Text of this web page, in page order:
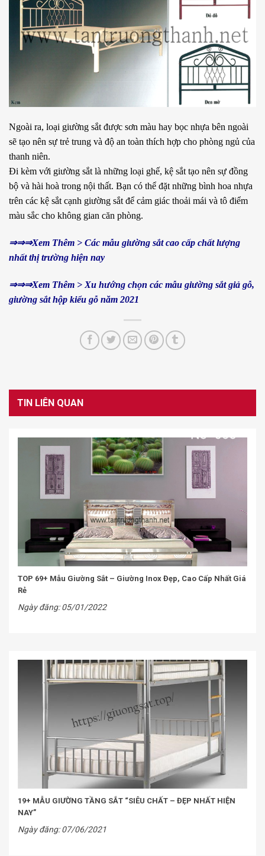
Ngoài ra, loại giường sắt được sơn màu hay bọc nhựa bên ngoài
sẽ tạo nên sự trẻ trung và độ an toàn thích hợp cho phòng ngủ của
thanh niên.
Đi kèm với giường sắt là những loại ghế, kệ sắt tạo nên sự đồng
bộ và hài hoà trong nội thất. Bạn có thể đặt những bình hoa nhựa
trên các kệ sắt cạnh giường sắt để cảm giác thoải mái và tô điểm
màu sắc cho không gian căn phòng.
⇒⇒⇒Xem Thêm > Các mẫu giường sắt cao cấp chất lượng
nhất thị trường hiện nay
⇒⇒⇒Xem Thêm > Xu hướng chọn các mẫu giường sắt giả gỗ,
giường sắt hộp kiểu gỗ năm 2021
TIN LIÊN QUAN
TOP 69+ Mẫu Giường Sắt – Giường Inox Đẹp, Cao Cấp Nhất Giá
Rẻ
Ngày đăng: 05/01/2022
19+ MẪU GIƯỜNG TẦNG SẮT “SIÊU CHẤT – ĐẸP NHẤT HIỆN
NAY”
Ngày đăng: 07/06/2021